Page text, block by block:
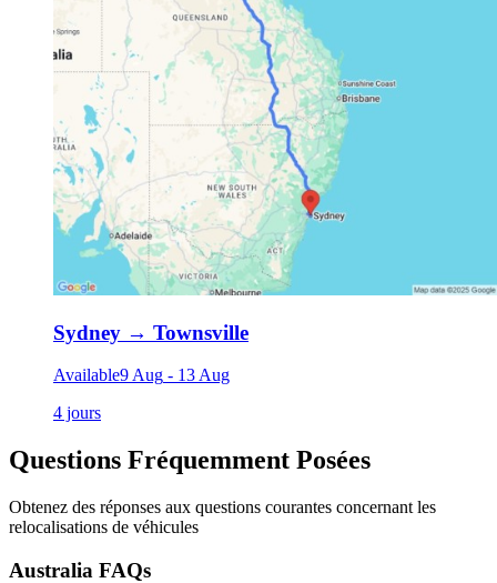
Sydney → Townsville
Available9 Aug - 13 Aug
4 jours
Questions Fréquemment Posées
Obtenez des réponses aux questions courantes concernant les
relocalisations de véhicules
Australia FAQs